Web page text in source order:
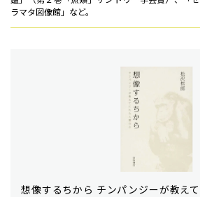
ラマタ図像館」など。
想像するちから チンパンジーが教え